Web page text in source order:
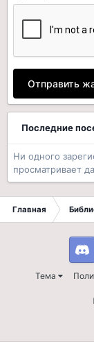
Отправить
Последние
Ни одного
просматривает
Главная
Тема